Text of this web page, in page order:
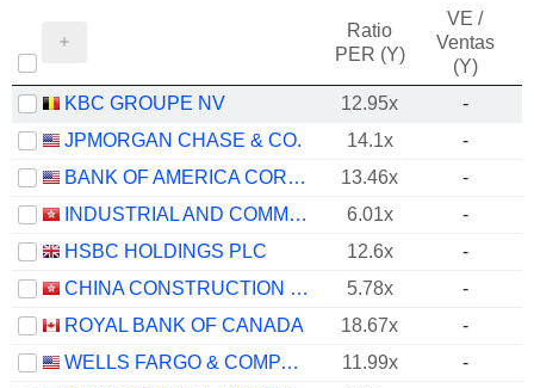
Ratio
PER (Y)
VE /
Ventas
(Y)
KBC GROUPE NV 12.95x
-
JPMORGAN CHASE & CO.
14.1x
-
BANK OF AMERICA CORPORATION
13.46x
-
INDUSTRIAL AND COMMERCIAL BANK OF CHINA LIMITED
6.01x
-
HSBC HOLDINGS PLC
12.6x
-
CHINA CONSTRUCTION BANK CORPORATION
5.78x
-
ROYAL BANK OF CANADA
18.67x
-
WELLS FARGO & COMPANY
11.99x
-